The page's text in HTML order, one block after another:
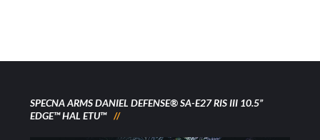
SPECNA ARMS DANIEL DEFENSE® SA-E27 RIS III 10.5”
EDGE™ HAL ETU™